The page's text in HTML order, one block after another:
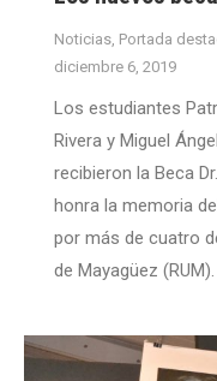
Noticias Portada
diciembre 6, 2019
Los estudiantes
Rivera y Miguel
recibieron la Beca
honra la memoria
por más de cuatro
de Mayagüez (RUM).